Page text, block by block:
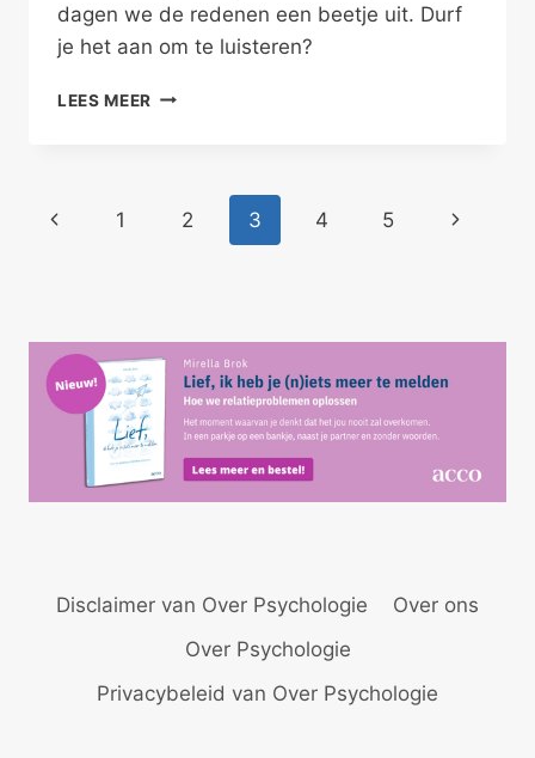
dagen we de redenen een beetje uit. Durf
je het aan om te luisteren?
LEES MEER NIET
Paginanavigatie
Vorige
1 2 3 4 5
Volgende
Disclaimer van Over Psychologie
Over ons
Over Psychologie
Privacybeleid van Over Psychologie